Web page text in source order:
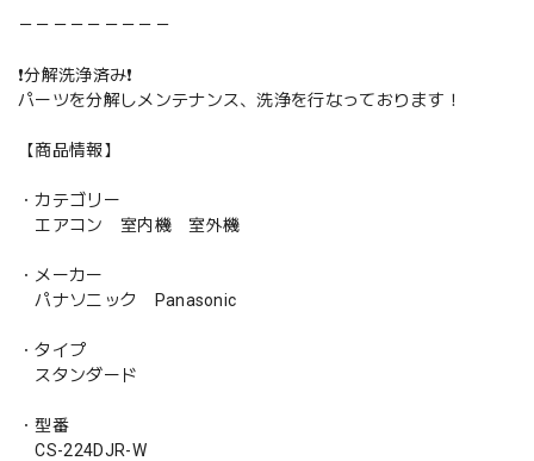
－－－－－－－－－
❗️分解洗浄済み❗️
パーツを分解しメンテナンス、洗浄を行なっております！
【商品情報】
・カテゴリー
エアコン 室内機 室外機
・メーカー
パナソニック Panasonic
・タイプ
スタンダード
・型番
CS-224DJR-W